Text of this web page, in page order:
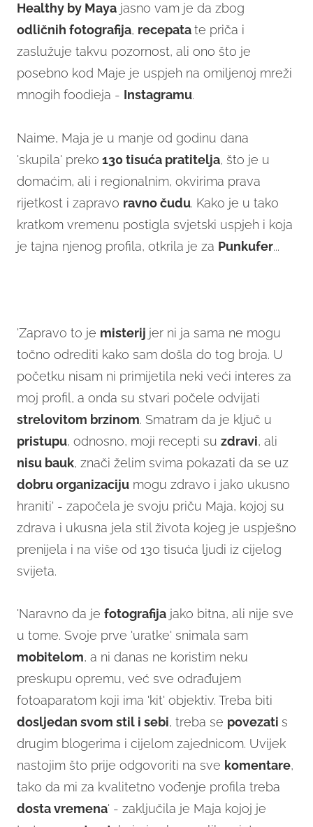
Healthy by Maya jasno vam je da zbog
odličnih fotografija, recepatate priča i
zaslužuje takvu pozornost, ali ono što je
posebno kod Maje je uspjeh na omiljenoj mreži
mnogih foodieja - Instagramu.
Naime, Maja je u manje od godinu dana
'skupila' preko 130 tisuća pratitelja, što je u
domaćim, ali i regionalnim, okvirima prava
rijetkost i zapravo ravno čudu. Kako je u tako
kratkom vremenu postigla svjetski uspjeh i koja
je tajna njenog profila, otkrila je za Punkufer...
'Zapravo to je misterij jer ni ja sama ne mogu
točno odrediti kako sam došla do tog broja. U
početku nisam ni primijetila neki veći interes za
moj profil, a onda su stvari počele odvijati
strelovitom brzinom. Smatram da je ključ u
pristupu, odnosno, moji recepti su zdravi, ali
nisu bauk, znači želim svima pokazati da se uz
dobru organizaciju mogu zdravo i jako ukusno
hraniti' - započela je svoju priču Maja, kojoj su
zdrava i ukusna jela stil života kojeg je uspješno
prenijela i na više od 130 tisuća ljudi iz cijelog
svijeta.
'Naravno da je fotografija jako bitna, ali nije sve
u tome. Svoje prve 'uratke' snimala sam
mobitelom, a ni danas ne koristim neku
preskupu opremu, već sve odrađujem
fotoaparatom koji ima 'kit' objektiv. Treba biti
dosljedan svom stil i sebi, treba se povezati s
drugim blogerima i cijelom zajednicom. Uvijek
nastojim što prije odgovoriti na sve komentare,
tako da mi za kvalitetno vođenje profila treba
dosta vremena' - zaključila je Maja kojoj je